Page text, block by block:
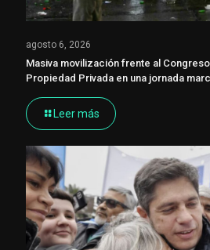
agosto 6, 2026
Masiva movilización frente al
Propiedad Privada en una jornada
Leer más